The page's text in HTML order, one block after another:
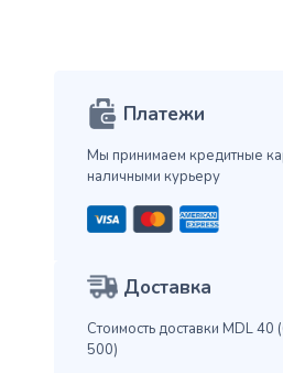
Платежи
Мы принимаем кредитные
наличными курьеру
Доставка
Стоимость доставки MDL 40
500)